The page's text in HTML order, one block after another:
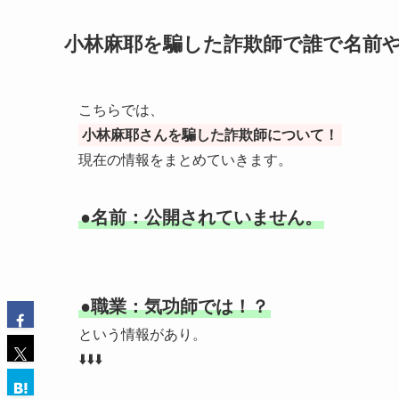
小林麻耶を騙した詐欺師で誰で名前
こちらでは、
小林麻耶さんを騙した詐欺師について！
現在の情報をまとめていきます。
●名前：公開されていません。
●職業：気功師では！？
という情報があり。
⬇️⬇️⬇️